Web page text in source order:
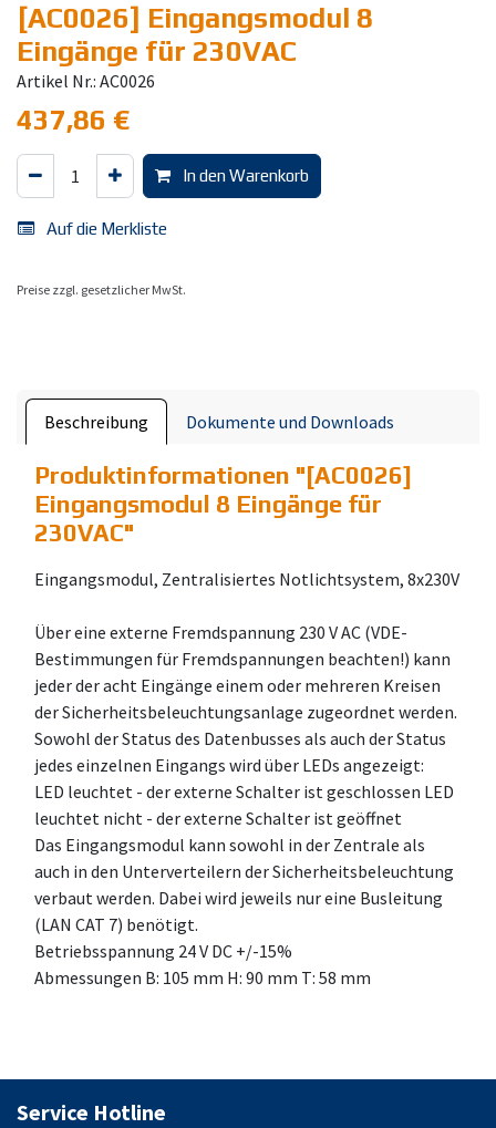
[AC0026] Eingangsmodul 8
Eingänge für 230VAC
Artikel Nr.: AC0026
437,86 €
In den Warenkorb
Auf die Merkliste
Preise zzgl. gesetzlicher MwSt.
Beschreibung Dokumente und Downloads
Produktinformationen " [AC0026]
Eingangsmodul 8 Eingänge für
230VAC"
Eingangsmodul, Zentralisiertes Notlichtsystem, 8x230V
Über eine externe Fremdspannung 230 V AC (VDE-
Bestimmungen für Fremdspannungen beachten!) kann
jeder der acht Eingänge einem oder mehreren Kreisen
der Sicherheitsbeleuchtungsanlage zugeordnet werden.
Sowohl der Status des Datenbusses als auch der Status
jedes einzelnen Eingangs wird über LEDs angezeigt:
LED leuchtet - der externe Schalter ist geschlossen LED
leuchtet nicht - der externe Schalter ist geöffnet
Das Eingangsmodul kann sowohl in der Zentrale als
auch in den Unterverteilern der Sicherheitsbeleuchtung
verbaut werden. Dabei wird jeweils nur eine Busleitung
(LAN CAT 7) benötigt.
Betriebsspannung 24 V DC +/-15%
Abmessungen B: 105 mm H: 90 mm T: 58 mm
Service Hotline